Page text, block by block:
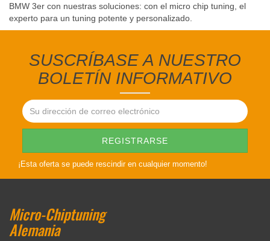
BMW 3er con nuestras soluciones: con el micro chip tuning, el
experto para un tuning potente y personalizado.
SUSCRÍBASE A NUESTRO
BOLETÍN INFORMATIVO
¡Esta oferta se puede rescindir en cualquier momento!
Micro-Chiptuning
Alemania